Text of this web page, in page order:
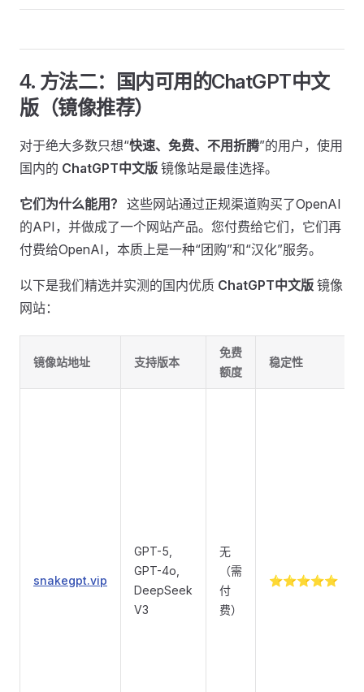
4. 方法二：国内可用的ChatGPT中文
版（镜像推荐）
对于绝大多数只想“快速、免费、不用折腾”的用户，使用
国内的 ChatGPT中文版 镜像站是最佳选择。
它们为什么能用？ 这些网站通过正规渠道购买了OpenAI
的API，并做成了一个网站产品。您付费给它们，它们再
付费给OpenAI，本质上是一种“团购”和“汉化”服务。
以下是我们精选并实测的国内优质 ChatGPT中文版 镜像
网站：
镜像站地址 支持版本
免费
额度
稳定性
snakegpt.vip
GPT-5,
GPT-4o,
DeepSeek
V3
无
（需
付
费）
⭐⭐⭐⭐⭐